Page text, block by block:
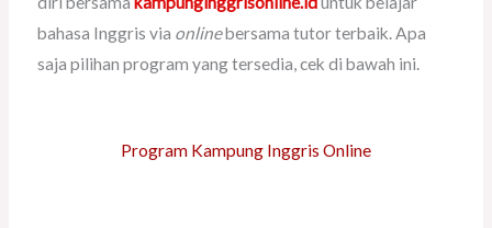
bahasa Inggris via onlinebersama tutor terbaik. Apa
saja pilihan program yang tersedia, cek di bawah ini.
Program Kampung Inggris Online